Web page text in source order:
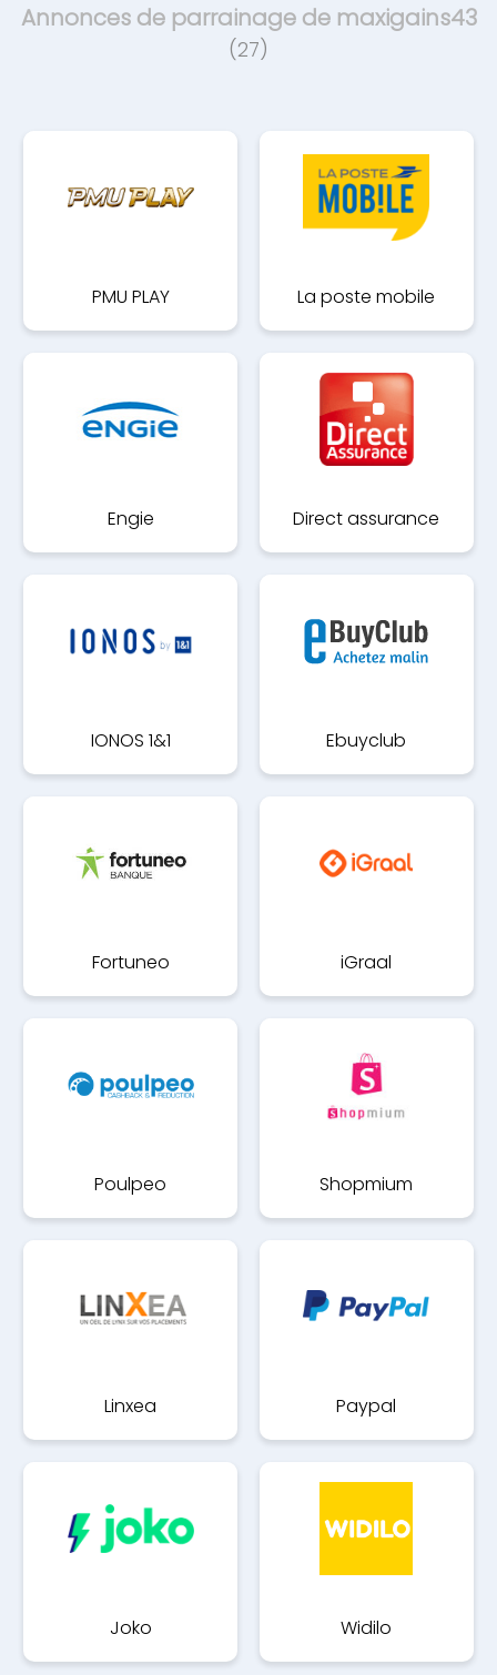
Annonces de parrainage de maxigains43
(27)
PMU PLAY La poste mobile
Engie Direct assurance
IONOS 1&1 Ebuyclub
Fortuneo iGraal
Poulpeo Shopmium
Linxea Paypal
Joko Widilo